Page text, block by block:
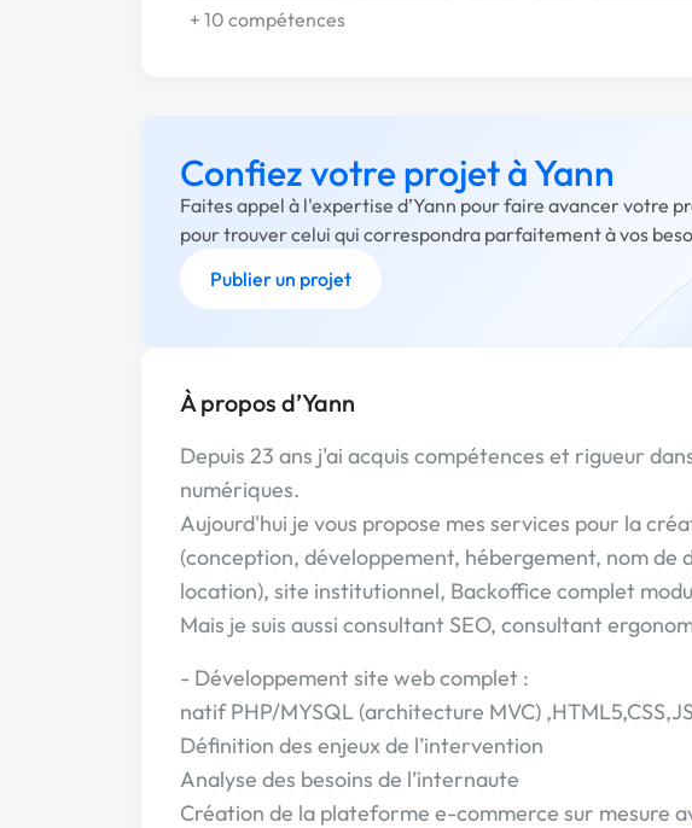
+ 10 compétences
Confiez votre projet à Yann
Faites appel à l'expertise d’Yann pour faire avancer votre
pour trouver celui qui correspondra parfaitement à vos
Publier un projet
À propos d’Yann
Depuis 23 ans j'ai acquis compétences et rigueur
numériques.
Aujourd'hui je vous propose mes services pour la
(conception, développement, hébergement, nom de
location), site institutionnel, Backoffice complet
Mais je suis aussi consultant SEO, consultant
- Développement site web complet :
natif PHP/MYSQL (architecture MVC) ,HTML5,CSS,JS
Définition des enjeux de l’intervention
Analyse des besoins de l’internaute
Création de la plateforme e-commerce sur mesure